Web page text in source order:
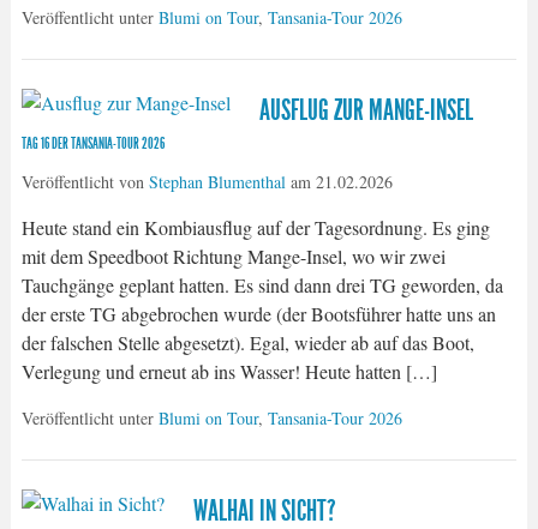
Veröffentlicht unter Blumi on Tour, Tansania-Tour 2026
AUSFLUG ZUR MANGE-INSEL
TAG 16 DER TANSANIA-TOUR 2026
Veröffentlicht von Stephan Blumenthalam 21.02.2026
Heute stand ein Kombiausflug auf der Tagesordnung. Es ging
mit dem Speedboot Richtung Mange-Insel, wo wir zwei
Tauchgänge geplant hatten. Es sind dann drei TG geworden, da
der erste TG abgebrochen wurde (der Bootsführer hatte uns an
der falschen Stelle abgesetzt). Egal, wieder ab auf das Boot,
Verlegung und erneut ab ins Wasser! Heute hatten […]
Veröffentlicht unter Blumi on Tour, Tansania-Tour 2026
WALHAI IN SICHT?